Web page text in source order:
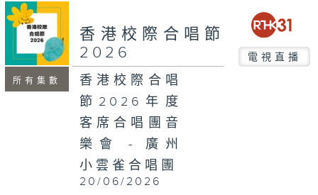
hour,
53
minutes,
second
所有集數
香港校際合唱節
2026
電視直播
香港校際合唱
節2026年度
客席合唱團音
樂會 - 廣州
小雲雀合唱團
20/06/2026